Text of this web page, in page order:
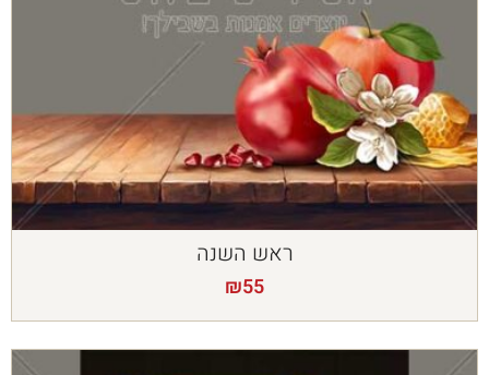
ראש השנה
₪55